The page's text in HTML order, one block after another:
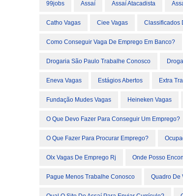
99jobs Assaí Assaí Atacadista
Catho Vagas Ciee Vagas Classificados
Como Conseguir Vaga De Emprego Em Banco?
Drogaria São Paulo Trabalhe Conosco
Eneva Vagas Estágios Abertos Extra
Fundação Mudes Vagas Heineken Vagas
O Que Devo Fazer Para Conseguir Um Emprego?
O Que Fazer Para Procurar Emprego?
Olx Vagas De Emprego Rj Onde Posso
Pague Menos Trabalhe Conosco Quadro De